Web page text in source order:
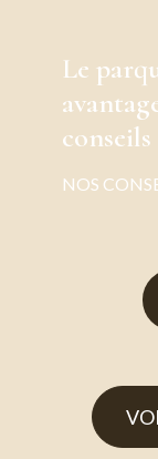
Le
conseils
NOS